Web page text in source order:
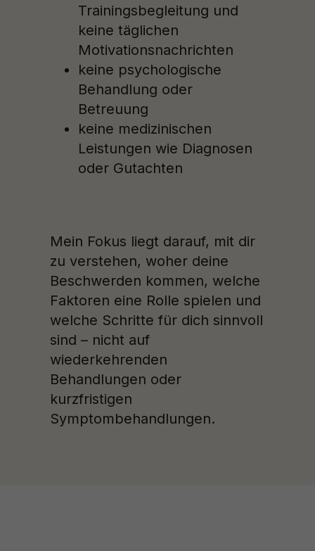
Trainingsbegleitung und
keine täglichen
Motivationsnachrichten
keine psychologische
Behandlung oder
Betreuung
keine medizinischen
Leistungen wie Diagnosen
oder Gutachten
Mein Fokus liegt darauf, mit dir
zu verstehen, woher deine
Beschwerden kommen, welche
Faktoren eine Rolle spielen und
welche Schritte für dich sinnvoll
sind – nicht auf
wiederkehrenden
Behandlungen oder
kurzfristigen
Symptombehandlungen.